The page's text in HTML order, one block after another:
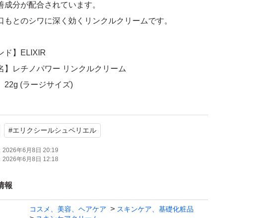
成分が配合されています。
もとのシワに深く効くリンクルクリームです。
ド】ELIXIR
】レチノパワー リンクルクリーム
22g (ラージサイズ)
状態】未使用
お願いいたします。
#エリクシールシュペリエル
2026年6月8日 20:19
2026年6月8日 12:18
報
コスメ、美容、ヘアケア
スキンケア、基礎化粧品